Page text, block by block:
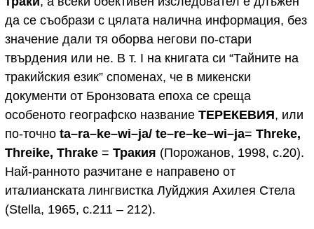
да се съобрази с цялата налична информация, без
значение дали тя оборва негови по-стари
твърдения или не. В т. I на книгата си “Тайните на
тракийския език” споменах, че в микенски
документи от Бронзовата епоха се среща
особеното географско название ТЕРЕКЕВИЯ, или
по-точно ta–ra–ke–wi–ja/ te–re–ke–wi–ja= Threke,
Threike, Thrake = Тракия (Порожанов, 1998, с.20).
Най-ранното разчитане е направено от
италианската лингвистка Луйджия Ахилея Стела
(Stella, 1965, с.211 – 212).